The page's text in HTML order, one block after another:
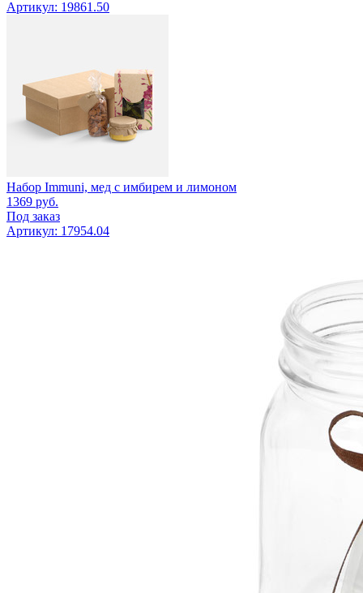
Артикул: 19861.50
Набор Immuni, мед с имбирем и лимоном
1369 руб.
Под заказ
Артикул: 17954.04